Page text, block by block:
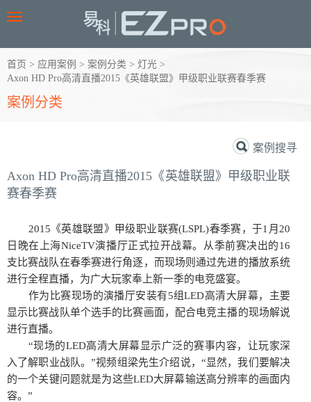
Toggle
首页 > 应用案例 > 案例分类 > 灯光 >
Axon HD Pro高清直播2015《英雄联盟》甲级职业联赛春季赛
案例分类
案例搜寻
Axon HD Pro高清直播2015《英雄联盟》甲级职业联
赛春季赛
2015《英雄联盟》甲级职业联赛(LSPL)春季赛，于1月20
日晚在上海NiceTV演播厅正式拉开战幕。从季前赛决出的16
支比赛战队在春季赛进行角逐，而现场则通过先进的播放系统
进行全程直播，为广大玩家奉上新一季的电竞盛宴。
作为比赛现场的演播厅安装有5组LED高清大屏幕，主要
显示比赛战队单个选手的比赛画面，配合电竞主播的现场解说
进行直播。
“现场的LED高清大屏幕显示广泛的赛事内容，让玩家深
入了解职业战队。”视频组梁先生介绍说，“显然，我们要解决
的一个关键问题就是为这些LED大屏幕输送高分辨率的画面内
容。”